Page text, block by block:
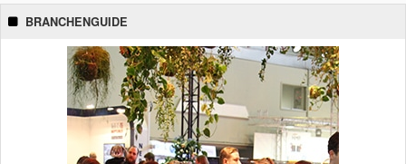
BRANCHENGUIDE